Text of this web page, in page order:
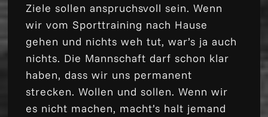
Ziele sollen anspruchsvoll sein. Wenn
wir vom Sporttraining nach Hause
gehen und nichts weh tut, war’s ja auch
nichts. Die Mannschaft darf schon klar
haben, dass wir uns permanent
strecken. Wollen und sollen. Wenn wir
es nicht machen, macht’s halt jemand